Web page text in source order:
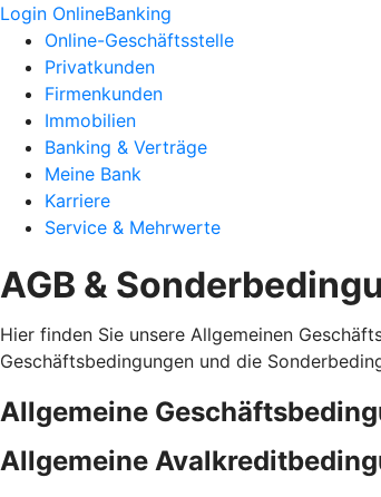
Login OnlineBanking
Online-Geschäftsstelle
Privatkunden
Firmenkunden
Immobilien
Banking & Verträge
Meine Bank
Karriere
Service & Mehrwerte
AGB &
Hier finden Sie unsere Allgemeinen
Geschäftsbedingungen und die
Allgemeine
Allgemeine